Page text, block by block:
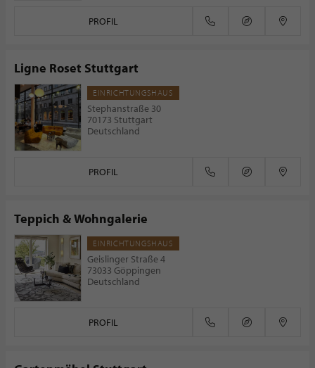
PROFIL
Ligne Roset Stuttgart
EINRICHTUNGSHAUS
Stephanstraße 30
70173 Stuttgart
Deutschland
PROFIL
Teppich & Wohngalerie
EINRICHTUNGSHAUS
Geislinger Straße 4
73033 Göppingen
Deutschland
PROFIL